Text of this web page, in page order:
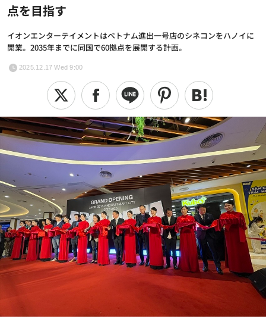
点を目指す
イオンエンターテイメントはベトナム進出一号店のシネコンをハノイに
開業。2035年までに同国で60拠点を展開する計画。
2025.12.17 Wed 9:00